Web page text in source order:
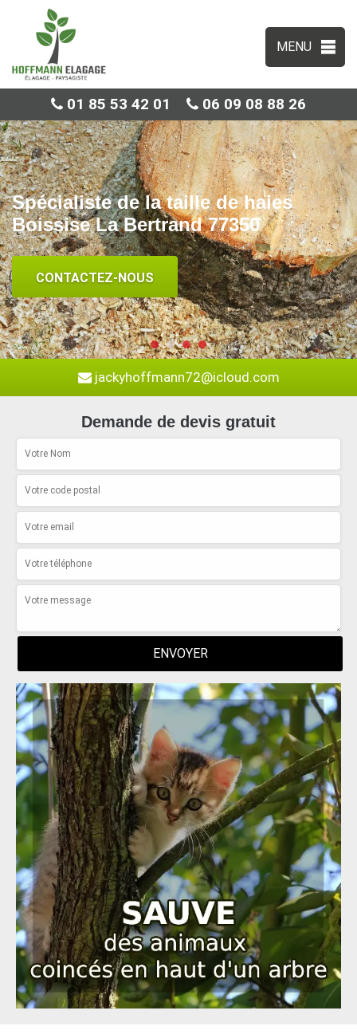
MENU
01 85 53 42 01 06 09 08 88 26
Spécialiste de la taille de haies
Boissise La Bertrand 77350
CONTACTEZ-NOUS
jackyhoffmann72@icloud.com
Demande de devis gratuit